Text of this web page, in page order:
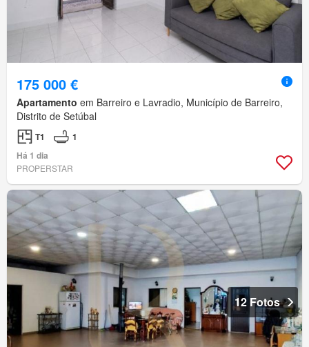
175 000 €
Apartamento em Barreiro e Lavradio, Município de Barreiro,
Distrito de Setúbal
T1
1
Há 1 dia
PROPERSTAR
12 Fotos